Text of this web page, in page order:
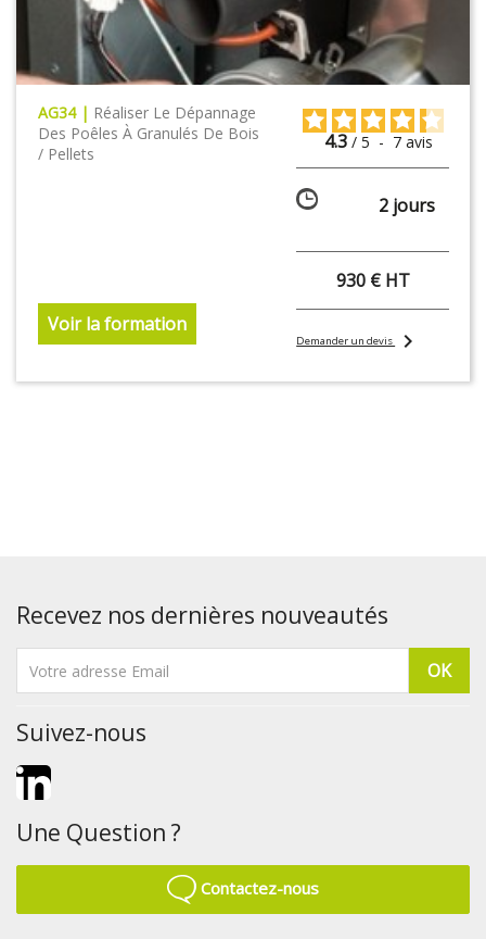
AG34 | Réaliser Le Dépannage
Des Poêles À Granulés De Bois
/ Pellets
Voir la formation
4.3 / 5 - 7 avis
2 jours
930 € HT
Demander un devischevron_right
Recevez nos dernières nouveautés
Suivez-nous
Une Question ?
Contactez-nous